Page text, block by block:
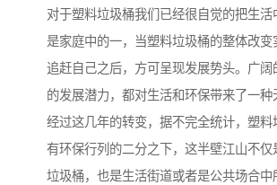
对于塑料垃圾桶我们已经很自觉的把生活
是家庭中的一，当塑料垃圾桶的整体改变
追赶自己之后，方可呈现发展势头。广阔
的发展潜力，都对生活和环保带来了一种
经过这几年的转变，据不完全统计，塑料
有环保行列的二分之下，这半壁江山不仅
垃圾桶，也是生活街道或者是公共场合中